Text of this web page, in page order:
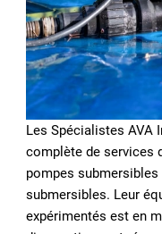
Les Spécialistes AVA
complète de services
pompes
submersibles. Leur
expérimentés est en